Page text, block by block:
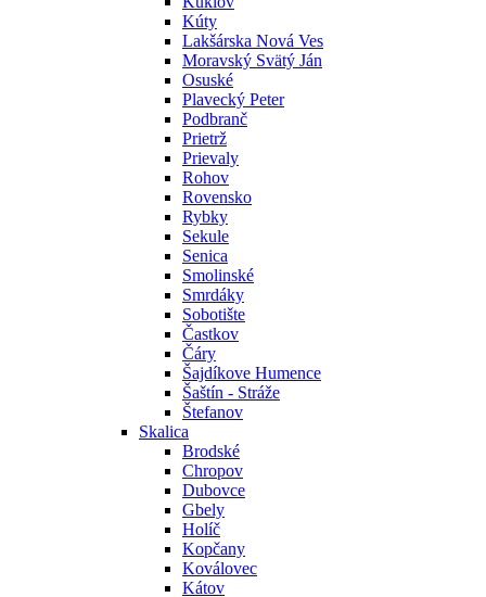
Kúty
Lakšárska Nová Ves
Moravský Svätý Ján
Osuské
Plavecký Peter
Podbranč
Prietrž
Prievaly
Rohov
Rovensko
Rybky
Sekule
Senica
Smolinské
Smrdáky
Sobotište
Častkov
Čáry
Šajdíkove Humence
Šaštín - Stráže
Štefanov
Skalica
Brodské
Chropov
Dubovce
Gbely
Holíč
Kopčany
Koválovec
Kátov